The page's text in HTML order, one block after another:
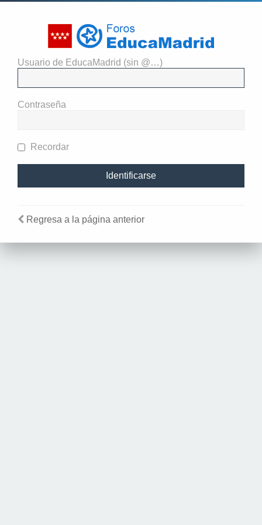
Usuario de EducaMadrid (sin @…)
Contraseña
Recordar
Regresa a la página anterior